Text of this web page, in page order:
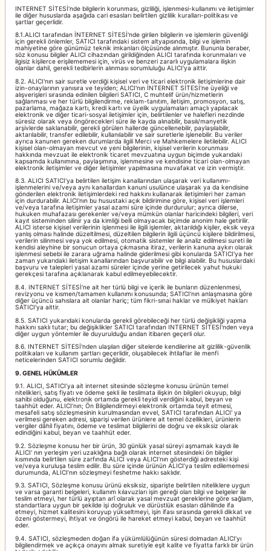
INTERNET SİTESİ'nde bilgilerin korunması, gizliliği, işlenmesi-kullanımı ve iletişimler
ile diğer hususlarda aşağıda cari esasları belirtilen gizlilik kuralları-politikası ve
şartlar geçerlidir.
8.1.ALICI tarafından İNTERNET SİTESİ'nde girilen bilgilerin ve işlemlerin güvenliği
için gerekli önlemler, SATICI tarafındaki sistem altyapısında, bilgi ve işlemin
mahiyetine göre günümüz teknik imkanları ölçüsünde alınmıştır. Bununla beraber,
söz konusu bilgiler ALICI cihazından girildiğinden ALICI tarafında korunmaları ve
ilgisiz kişilerce erişilememesi için, virüs ve benzeri zararlı uygulamalara ilişkin
olanlar dahil, gerekli tedbirlerin alınması sorumluluğu ALICI'ya aittir.
8.2. ALICI'nın sair suretle verdiği kişisel veri ve ticari elektronik iletişimlerine dair
izin-onaylarının yanısıra ve teyiden; ALICI'nın İNTERNET SİTESİ'ne üyeliği ve
alışverişleri sırasında edinilen bilgileri SATICI, C muhtelif ürün/hizmetlerin
sağlanması ve her türlü bilgilendirme, reklam-tanıtım, iletişim, promosyon, satış,
pazarlama, mağaza kartı, kredi kartı ve üyelik uygulamaları amaçlı yapılacak
elektronik ve diğer ticari-sosyal iletişimler için, belirtilenler ve halefleri nezdinde
süresiz olarak veya öngörecekleri süre ile kayda alınabilir, basılı/manyetik
arşivlerde saklanabilir, gerekli görülen hallerde güncellenebilir, paylaşılabilir,
aktarılabilir, transfer edilebilir, kullanılabilir ve sair suretlerle işlenebilir. Bu veriler
ayrıca kanunen gereken durumlarda ilgili Merci ve Mahkemelere iletilebilir. ALICI
kişisel olan-olmayan mevcut ve yeni bilgilerinin, kişisel verilerin korunması
hakkında mevzuat ile elektronik ticaret mevzuatına uygun biçimde yukarıdaki
kapsamda kullanımına, paylaşımına, işlenmesine ve kendisine ticari olan-olmayan
elektronik iletişimler ve diğer iletişimler yapılmasına muvafakat ve izin vermiştir.
8.3. ALICI SATICI'ya belirtilen iletişim kanallarından ulaşarak veri kullanımı-
işlenmelerini ve/veya aynı kanallardan kanuni usulünce ulaşarak ya da kendisine
gönderilen elektronik iletişimlerdeki red hakkını kullanarak iletişimleri her zaman
için durdurabilir. ALICI'nın bu husustaki açık bildirimine göre, kişisel veri işlemleri
ve/veya tarafına iletişimler yasal azami süre içinde durdurulur; ayrıca dilerse,
hukuken muhafazası gerekenler ve/veya mümkün olanlar haricindeki bilgileri, veri
kayıt sisteminden silinir ya da kimliği belli olmayacak biçimde anonim hale getirilir.
ALICI isterse kişisel verilerinin işlenmesi ile ilgili işlemler, aktarıldığı kişiler, eksik veya
yanlış olması halinde düzeltilmesi, düzeltilen bilgilerin ilgili üçüncü kişilere bildirilmesi,
verilerin silinmesi veya yok edilmesi, otomatik sistemler ile analiz edilmesi sureti ile
kendisi aleyhine bir sonucun ortaya çıkmasına itiraz, verilerin kanuna aykırı olarak
işlenmesi sebebi ile zarara uğrama halinde giderilmesi gibi konularda SATICI'ya her
zaman yukarıdaki iletişim kanallarından başvurabilir ve bilgi alabilir. Bu hususlardaki
başvuru ve talepleri yasal azami süreler içinde yerine getirilecek yahut hukuki
gerekçesi tarafına açıklanarak kabul edilmeyebilecektir.
8.4. INTERNET SİTESİ'ne ait her türlü bilgi ve içerik ile bunların düzenlenmesi,
revizyonu ve kısmen/tamamen kullanımı konusunda; SATICI'nın anlaşmasına göre
diğer üçüncü sahıslara ait olanlar hariç; tüm fikri-sınai haklar ve mülkiyet hakları
SATICI'ya aittir.
8.5. SATICI yukarıdaki konularda gerekli görebileceği her türlü değişikliği yapma
hakkını saklı tutar; bu değişiklikler SATICI tarafından INTERNET SİTESİ'nden veya
diğer uygun yöntemler ile duyurulduğu andan itibaren geçerli olur.
8.6. INTERNET SİTESİ'nden ulaşılan diğer sitelerde kendilerine ait gizlilik-güvenlik
politikaları ve kullanım şartları geçerlidir, oluşabilecek ihtilaflar ile menfi
neticelerinden SATICI sorumlu değildir.
9. GENEL HÜKÜMLER
9.1. ALICI, SATICI’ya ait internet sitesinde sözleşme konusu ürünün temel
nitelikleri, satış fiyatı ve ödeme şekli ile teslimata ilişkin ön bilgileri okuyup, bilgi
sahibi olduğunu, elektronik ortamda gerekli teyidi verdiğini kabul, beyan ve
taahhüt eder. ALICI’nın; Ön Bilgilendirmeyi elektronik ortamda teyit etmesi,
mesafeli satış sözleşmesinin kurulmasından evvel, SATICI tarafından ALICI' ya
verilmesi gereken adresi, siparişi verilen ürünlere ait temel özellikleri, ürünlerin
vergiler dâhil fiyatını, ödeme ve teslimat bilgilerini de doğru ve eksiksiz olarak
edindiğini kabul, beyan ve taahhüt eder.
9.2. Sözleşme konusu her bir ürün, 30 günlük yasal süreyi aşmamak kaydı ile
ALICI' nın yerleşim yeri uzaklığına bağlı olarak internet sitesindeki ön bilgiler
kısmında belirtilen süre zarfında ALICI veya ALICI’nın gösterdiği adresteki kişi
ve/veya kuruluşa teslim edilir. Bu süre içinde ürünün ALICI’ya teslim edilememesi
durumunda, ALICI’nın sözleşmeyi feshetme hakkı saklıdır.
9.3. SATICI, Sözleşme konusu ürünü eksiksiz, siparişte belirtilen niteliklere uygun
ve varsa garanti belgeleri, kullanım kılavuzları işin gereği olan bilgi ve belgeler ile
teslim etmeyi, her türlü ayıptan arî olarak yasal mevzuat gereklerine göre sağlam,
standartlara uygun bir şekilde işi doğruluk ve dürüstlük esasları dâhilinde ifa
etmeyi, hizmet kalitesini koruyup yükseltmeyi, işin ifası sırasında gerekli dikkat ve
özeni göstermeyi, ihtiyat ve öngörü ile hareket etmeyi kabul, beyan ve taahhüt
eder.
9.4. SATICI, sözleşmeden doğan ifa yükümlülüğünün süresi dolmadan ALICI’yı
bilgilendirmek ve açıkça onayını almak suretiyle eşit kalite ve fiyatta farklı bir ürün